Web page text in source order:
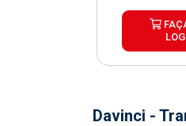
Davinci -